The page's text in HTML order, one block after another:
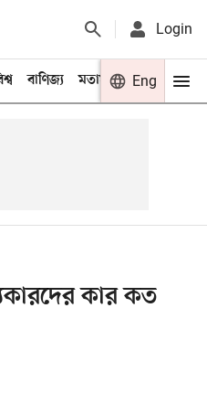
Login
বাণিজ্য মতামত খেলা
Eng
কার কত